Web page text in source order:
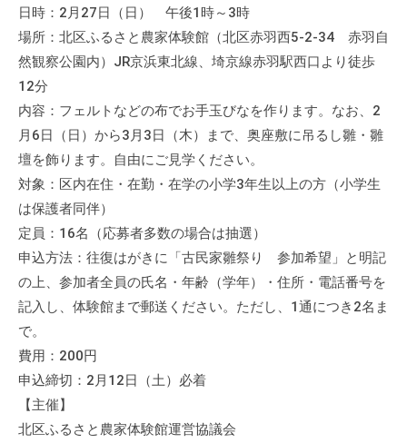
お
こ
な
っ
て
い
ま
す
。
場
は
と
ぴ
あ
1
日時：2月27日（日） 午後1時～3時
場所：北区ふるさと農家体験館（北区赤羽西5-2-34 赤羽自
然観察公園内）JR京浜東北線、埼京線赤羽駅西口より徒歩
12分
内容：フェルトなどの布でお手玉びなを作ります。なお、2
月6日（日）から3月3日（木）まで、奥座敷に吊るし雛・雛
壇を飾ります。自由にご見学ください。
対象：区内在住・在勤・在学の小学3年生以上の方（小学生
は保護者同伴）
定員：16名（応募者多数の場合は抽選）
申込方法：往復はがきに「古民家雛祭り 参加希望」と明記
の上、参加者全員の氏名・年齢（学年）・住所・電話番号を
記入し、体験館まで郵送ください。ただし、1通につき2名ま
で。
費用：200円
申込締切：2月12日（土）必着
【主催】
北区ふるさと農家体験館運営協議会